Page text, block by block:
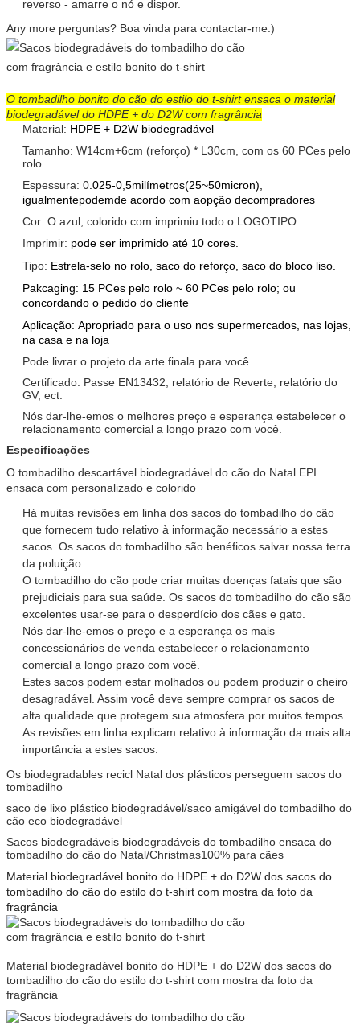
reverso - amarre o nó e dispor.
Any more perguntas? Boa vinda para contactar-me:)
O tombadilho bonito do cão do estilo do t-shirt ensaca o material
biodegradável do HDPE + do D2W com fragrância
Material: HDPE + D2W biodegradável
Tamanho: W14cm+6cm (reforço) * L30cm, com os 60 PCes pelo
rolo.
Espessura: 0 .025-0,5milímetros(25~50micron),
igualmentepodemde acordo com aopção decompradores
Cor: O azul, colorido com imprimiu todo o LOGOTIPO.
Imprimir: pode ser imprimido até 10 cores.
Tipo: Estrela-selo no rolo, saco do reforço, saco do bloco liso.
Pakcaging: 15 PCes pelo rolo ~ 60 PCes pelo rolo; ou
concordando o pedido do cliente
Aplicação: Apropriado para o uso nos supermercados, nas lojas,
na casa e na loja
Pode livrar o projeto da arte finala para você.
Certificado: Passe EN13432, relatório de Reverte, relatório do
GV, ect.
Nós dar-lhe-emos o melhores preço e esperança estabelecer o
relacionamento comercial a longo prazo com você.
Especificações
O tombadilho descartável biodegradável do cão do Natal EPI
ensaca com personalizado e colorido
Há muitas revisões em linha dos sacos do tombadilho do cão
que fornecem tudo relativo à informação necessário a estes
sacos. Os sacos do tombadilho são benéficos salvar nossa terra
da poluição.
O tombadilho do cão pode criar muitas doenças fatais que são
prejudiciais para sua saúde. Os sacos do tombadilho do cão são
excelentes usar-se para o desperdício dos cães e gato.
Nós dar-lhe-emos o preço e a esperança os mais
concessionários de venda estabelecer o relacionamento
comercial a longo prazo com você.
Estes sacos podem estar molhados ou podem produzir o cheiro
desagradável. Assim você deve sempre comprar os sacos de
alta qualidade que protegem sua atmosfera por muitos tempos.
As revisões em linha explicam relativo à informação da mais alta
importância a estes sacos.
Os biodegradables recicl Natal dos plásticos perseguem sacos do
tombadilho
saco de lixo plástico biodegradável/saco amigável do tombadilho do
cão eco biodegradável
Sacos biodegradáveis biodegradáveis do tombadilho ensaca do
tombadilho do cão do Natal/Christmas100% para cães
Material biodegradável bonito do HDPE + do D2W dos sacos do
tombadilho do cão do estilo do t-shirt com mostra da foto da
fragrância
Material biodegradável bonito do HDPE + do D2W dos sacos do
tombadilho do cão do estilo do t-shirt com mostra da foto da
fragrância